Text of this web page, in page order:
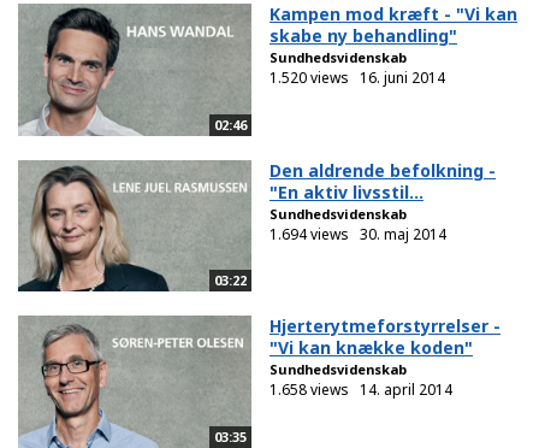
02:46
Kampen mod kræft - "Vi kan
skabe ny behandling"
Sundhedsvidenskab
1.520 views 16. juni 2014
03:22
Den aldrende befolkning -
"En aktiv livsstil...
Sundhedsvidenskab
1.694 views 30. maj 2014
03:35
Hjerterytmeforstyrrelser -
"Vi kan knække koden"
Sundhedsvidenskab
1.658 views 14. april 2014